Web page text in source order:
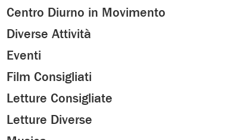
Centro Diurno in Movimento
Diverse Attività
Eventi
Film Consigliati
Letture Consigliate
Letture Diverse